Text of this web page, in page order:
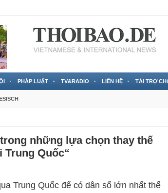
PHÁP LUẬT TV&RADIO LIÊN HỆ TÀI TRỢ
những lựa chọn thay thế
Quốc“
Trung Quốc để có dân số lớn nhất thế